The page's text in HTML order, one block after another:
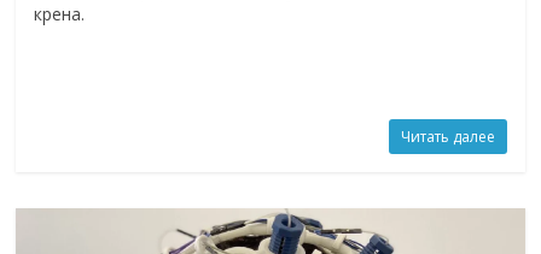
крена.
Читать далее